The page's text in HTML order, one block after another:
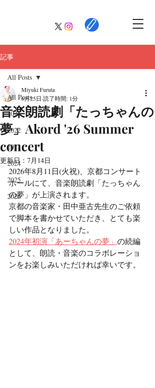
記事
All Posts
2021
2022
2023
2024
2025
2026
All Posts
音楽朗読劇「たっちゃんの
夢」Akord '26 Summer
concert
Miyuki Furuta
6月25日 読了時間: 1分
更新日： 7月14日
2026年8月11日(火祝)、京都コンサート
ホールにて、音楽朗読劇「たっちゃん
の夢」が上演されます。
京都の音楽家・田中亜古先生のご依頼
で脚本を書かせていただき、とても楽
しい作品となりました。
2024年初演「あーちゃんの夢」 の続編
として、朗読・音楽のコラボレーショ
ンをお楽しみいただければ幸いです。